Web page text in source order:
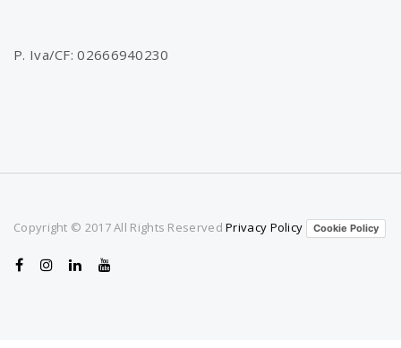
a
t
P. Iva/CF: 02666940230
Copyright © 2017 All Rights ReservedPrivacy Policy Cookie Policy